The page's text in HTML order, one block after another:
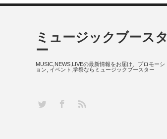
ミュージックブースタ
ー
MUSIC,NEWS,LIVEの最新情報をお届け、プロモーシ
ョン, イベント,学祭ならミュージックブースター
Twitter Facebook
RSS